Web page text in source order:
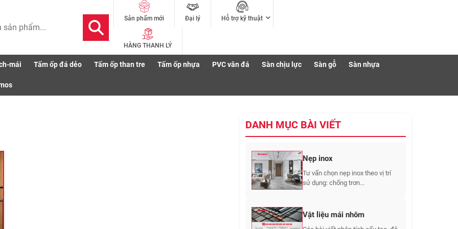
Sản phẩm mới Đại lý Hỗ trợ kỹ thuật
HÀNG THANH LÝ
mái Tấm ốp đá dẻo Tấm ốp than tre Tấm ốp nhựa PVC vân đá Sàn chịu lực Sàn gỗ Sàn nhựa
DANH MỤC BÀI VIẾT
Nẹp inox
Tư vấn chọn nẹp inox theo vị trí
sử dụng: chống trơn...
Vật liệu mái nhôm